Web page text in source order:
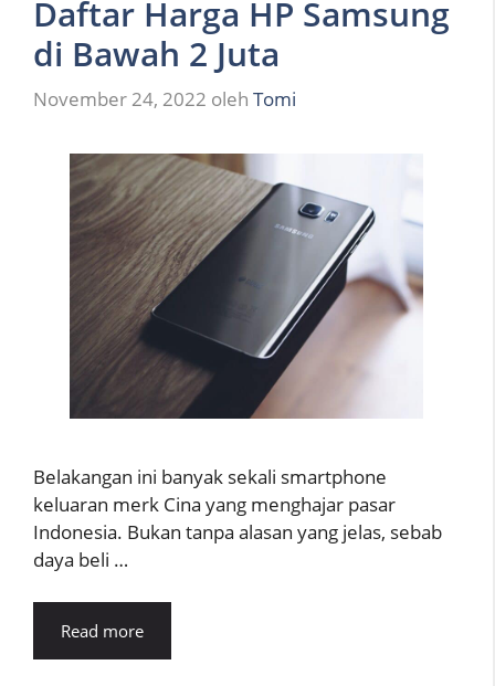
Daftar Harga HP Samsung
di Bawah 2 Juta
November 24, 2022 oleh Tomi
Belakangan ini banyak sekali smartphone
keluaran merk Cina yang menghajar pasar
Indonesia. Bukan tanpa alasan yang jelas, sebab
daya beli …
Read more